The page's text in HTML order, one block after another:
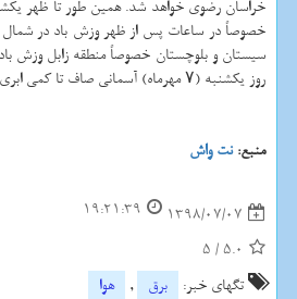
روز یكشنبه (۷ مهرماه) آسمانی صاف تا كمی ابری در بعضی ساعات همراه با وزش باد شدید پیش بینی می شود. دمای
منبع:نت واش
1398/07/07
19:21:39
5.0
/
5
تگهای خبر:
برق ,
هوا